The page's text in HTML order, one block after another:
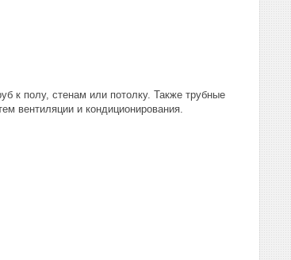
к полу, стенам или потолку. Также трубные
вентиляции и кондиционирования.